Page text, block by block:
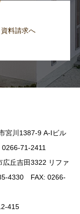
資料請求へ
川1387-9 A-Iビル
71-2411
丘吉田3322 リファ
4330 FAX: 0266-
415